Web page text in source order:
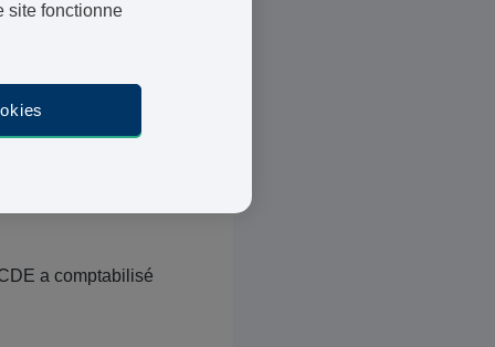
française en
a comptabilisé
site fonctionne